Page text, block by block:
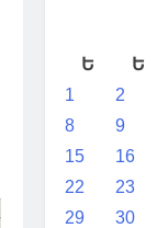
Ե Ե
1
2
8
9
15
16
22
23
29
30